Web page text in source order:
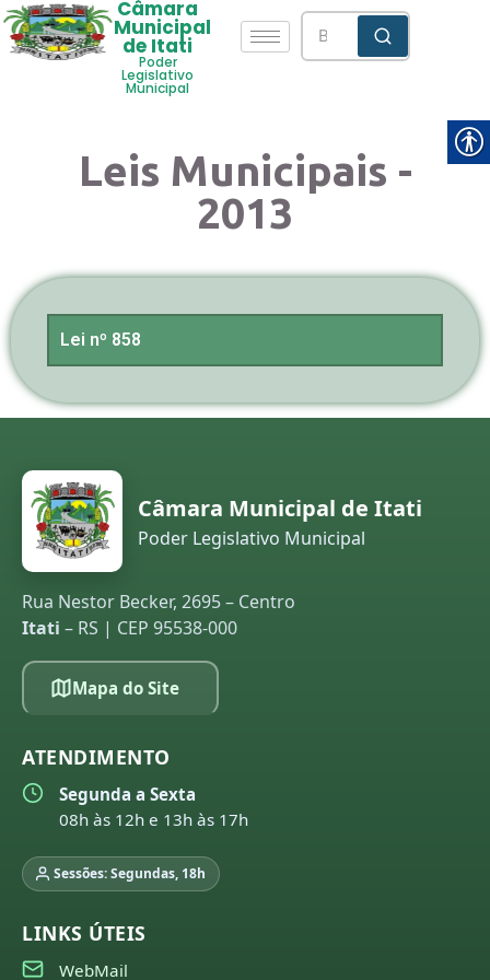
Câmara
Municipal
de Itati
Poder
Legislativo
Municipal
Leis Municipais -
2013
Lei nº 858
Câmara Municipal de Itati
Poder Legislativo Municipal
Rua Nestor Becker, 2695 – Centro
Itati – RS | CEP 95538-000
Mapa do Site
ATENDIMENTO
Segunda a Sexta
08h às 12h e 13h às 17h
Sessões: Segundas, 18h
LINKS ÚTEIS
WebMail